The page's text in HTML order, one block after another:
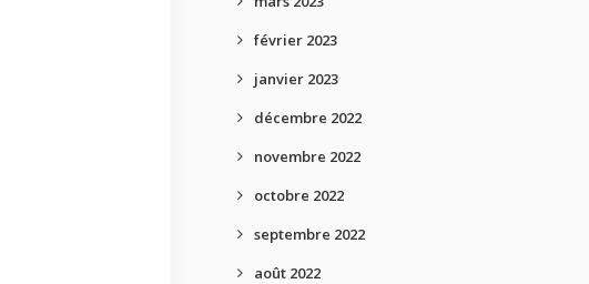
février 2023
janvier 2023
décembre 2022
novembre 2022
octobre 2022
septembre 2022
août 2022